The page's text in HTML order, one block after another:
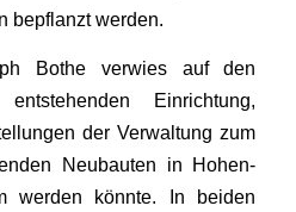
bepflanzt werden.
Bothe verwies auf den
Einrichtung,
der Verwaltung zum
Neubauten in Hohen-
werden könnte. In beiden